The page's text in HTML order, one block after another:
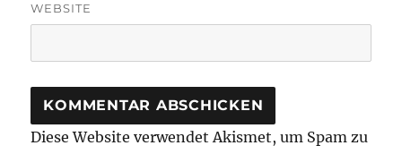
WEBSITE
Diese Website verwendet Akismet, um Spam zu